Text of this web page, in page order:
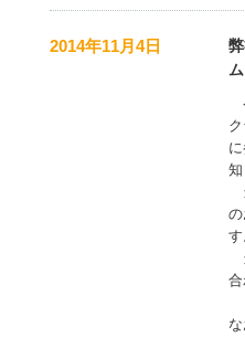
2014年11月4日
知
す
合